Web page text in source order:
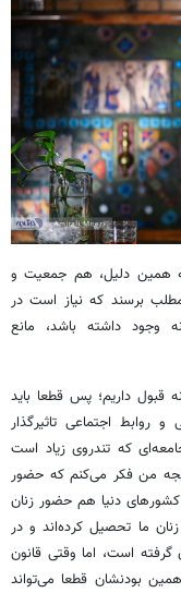
همین دلیل، هم جمعیت و
برسند که نیاز است در
وجود داشته باشد، مانع
قبول داریم؛ پس قطعا باید
روابط اجتماعی تاثیرگذار
که تندروی زیاد است
من فکر می‌کنم که حضور
دنیا هم حضور زنان
ما تحصیل کرده‌اند و در
گرفته است، اما وقتی قانون
بودنشان قطعا می‌تواند